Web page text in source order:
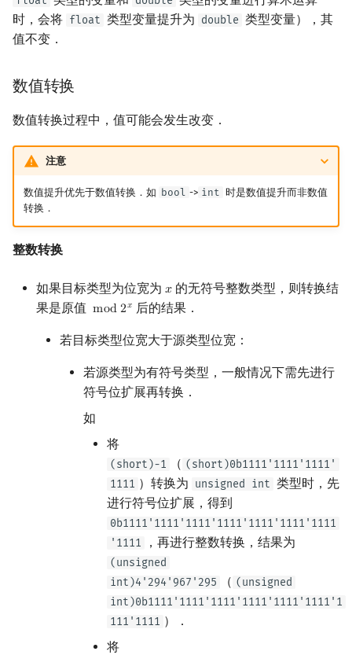
时，会将 float 类型变量提升为 double 类型变量），其
值不变．
数值转换
数值转换过程中，值可能会发生改变．
注意
数值提升优先于数值转换．如 bool -> int 时是数值提升而非数值
转换．
整数转换
如果目标类型为位宽为 𝑥
x 的无符号整数类型，则转换结
果是原值 mod2𝑥
mod2x 后的结果．
若目标类型位宽大于源类型位宽：
若源类型为有符号类型，一般情况下需先进行
符号位扩展再转换．
如
将
(short)-1 （ (short)0b1111'1111'1111'
1111 ）转换为 unsigned int 类型时，先
进行符号位扩展，得到
0b1111'1111'1111'1111'1111'1111'1111
'1111
，再进行整数转换，结果为
(unsigned
int)4'294'967'295
（ (unsigned
int)0b1111'1111'1111'1111'1111'1111'1
111'1111 ）．
将